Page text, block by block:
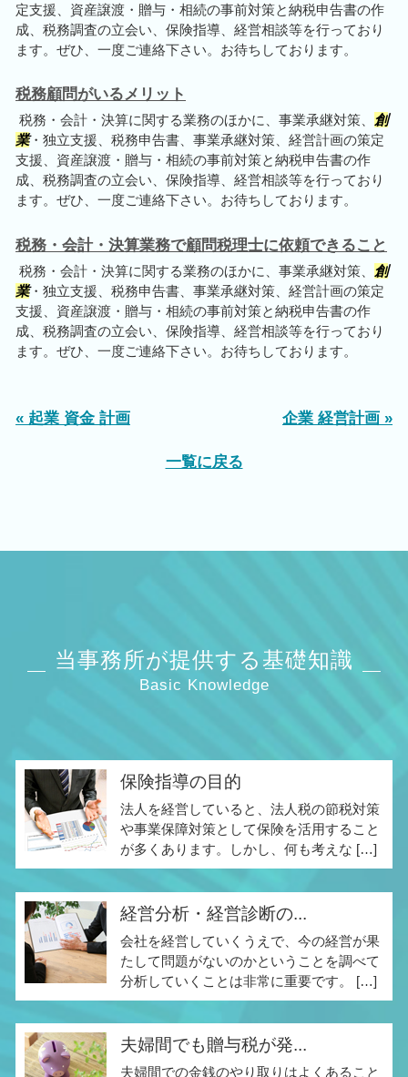
定支援、資産譲渡・贈与・相続の事前対策と納税申告書の作
成、税務調査の立会い、保険指導、経営相談等を行っており
ます。ぜひ、一度ご連絡下さい。お待ちしております。
税務顧問がいるメリット
税務・会計・決算に関する業務のほかに、事業承継対策、 創
業・独立支援、税務申告書、事業承継対策、経営計画の策定
支援、資産譲渡・贈与・相続の事前対策と納税申告書の作
成、税務調査の立会い、保険指導、経営相談等を行っており
ます。ぜひ、一度ご連絡下さい。お待ちしております。
税務・会計・決算業務で顧問税理士に依頼できること
税務・会計・決算に関する業務のほかに、事業承継対策、 創
業・独立支援、税務申告書、事業承継対策、経営計画の策定
支援、資産譲渡・贈与・相続の事前対策と納税申告書の作
成、税務調査の立会い、保険指導、経営相談等を行っており
ます。ぜひ、一度ご連絡下さい。お待ちしております。
« 起業 資金 計画 企業 経営計画 »
一覧に戻る
当事務所が提供する基礎知識
Basic Knowledge
保険指導の目的
法人を経営していると、法人税の節税対策
や事業保障対策として保険を活用すること
が多くあります。しかし、何も考えな […]
経営分析・経営診断の...
会社を経営していくうえで、今の経営が果
たして問題がないのかということを調べて
分析していくことは非常に重要です。 […]
夫婦間でも贈与税が発...
夫婦間での金銭のやり取りはよくあること